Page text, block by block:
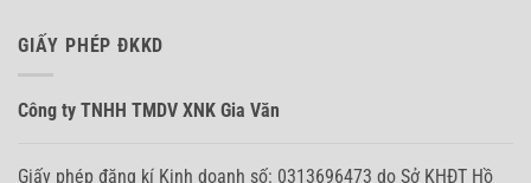
GIẤY PHÉP ĐKKD
Công ty TNHH TMDV XNK Gia Văn
Giấy phép đăng kí Kinh doanh số: 0313696473 do Sở KHĐT Hồ